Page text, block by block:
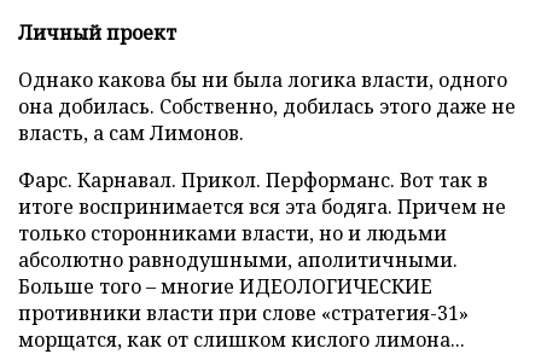
Личный проект
Однако какова бы ни была логика власти, одного
она добилась. Собственно, добилась этого даже не
власть, а сам Лимонов.
Фарс. Карнавал. Прикол. Перформанс. Вот так в
итоге воспринимается вся эта бодяга. Причем не
только сторонниками власти, но и людьми
абсолютно равнодушными, аполитичными.
Больше того – многие ИДЕОЛОГИЧЕСКИЕ
противники власти при слове «стратегия-31»
морщатся, как от слишком кислого лимона...